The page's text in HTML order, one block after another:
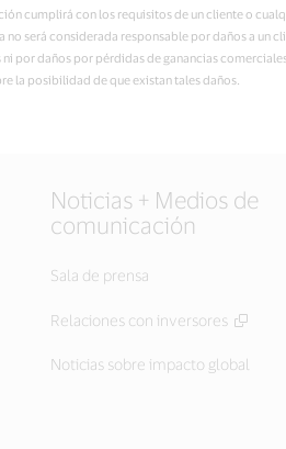
cumplirá con los requisitos de un cliente o
será considerada responsable por daños a un
por daños por pérdidas de ganancias
la posibilidad de que existan tales daños.
Noticias + Medios de
comunicación
Sala de prensa
Relaciones con inversores
Noticias sobre impacto global